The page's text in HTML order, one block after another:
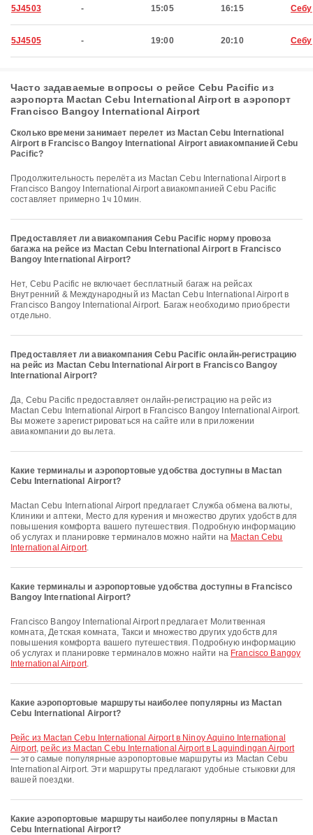
5J4503 - 15:05 16:15 Себу
5J4505 - 19:00 20:10 Себу
Часто задаваемые вопросы о рейсе Cebu Pacific из
аэропорта Mactan Cebu International Airport в аэропорт
Francisco Bangoy International Airport
Сколько времени занимает перелет из Mactan Cebu International
Airport в Francisco Bangoy International Airport авиакомпанией Cebu
Pacific?
Продолжительность перелёта из Mactan Cebu International Airport в
Francisco Bangoy International Airport авиакомпанией Cebu Pacific
составляет примерно 1ч 10мин.
Предоставляет ли авиакомпания Cebu Pacific норму провоза
багажа на рейсе из Mactan Cebu International Airport в Francisco
Bangoy International Airport?
Нет, Cebu Pacific не включает бесплатный багаж на рейсах
Внутренний & Международный из Mactan Cebu International Airport в
Francisco Bangoy International Airport. Багаж необходимо приобрести
отдельно.
Предоставляет ли авиакомпания Cebu Pacific онлайн-регистрацию
на рейс из Mactan Cebu International Airport в Francisco Bangoy
International Airport?
Да, Cebu Pacific предоставляет онлайн-регистрацию на рейс из
Mactan Cebu International Airport в Francisco Bangoy International Airport.
Вы можете зарегистрироваться на сайте или в приложении
авиакомпании до вылета.
Какие терминалы и аэропортовые удобства доступны в Mactan
Cebu International Airport?
Mactan Cebu International Airport предлагает Служба обмена валюты,
Клиники и аптеки, Место для курения и множество других удобств для
повышения комфорта вашего путешествия. Подробную информацию
об услугах и планировке терминалов можно найти на Mactan Cebu
International Airport.
Какие терминалы и аэропортовые удобства доступны в Francisco
Bangoy International Airport?
Francisco Bangoy International Airport предлагает Молитвенная
комната, Детская комната, Такси и множество других удобств для
повышения комфорта вашего путешествия. Подробную информацию
об услугах и планировке терминалов можно найти на Francisco Bangoy
International Airport.
Какие аэропортовые маршруты наиболее популярны из Mactan
Cebu International Airport?
рейс из Mactan Cebu International Airport в Ninoy Aquino International
Airport,рейс из Mactan Cebu International Airport в Laguindingan Airport
— это самые популярные аэропортовые маршруты из Mactan Cebu
International Airport. Эти маршруты предлагают удобные стыковки для
вашей поездки.
Какие аэропортовые маршруты наиболее популярны в Mactan
Cebu International Airport?